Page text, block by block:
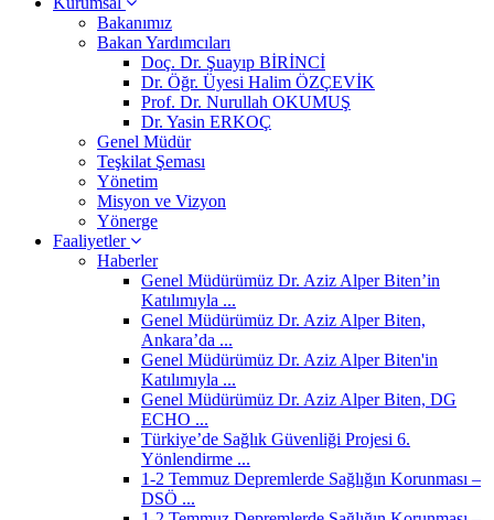
Bakanımız
Bakan Yardımcıları
Doç. Dr. Şuayıp BİRİNCİ
Dr. Öğr. Üyesi Halim ÖZÇEVİK
Prof. Dr. Nurullah OKUMUŞ
Dr. Yasin ERKOÇ
Genel Müdür
Teşkilat Şeması
Yönetim
Misyon ve Vizyon
Yönerge
Faaliyetler
Haberler
Genel Müdürümüz Dr. Aziz Alper Biten’in
Katılımıyla ...
Genel Müdürümüz Dr. Aziz Alper Biten,
Ankara’da ...
Genel Müdürümüz Dr. Aziz Alper Biten'in
Katılımıyla ...
Genel Müdürümüz Dr. Aziz Alper Biten, DG
ECHO ...
Türkiye’de Sağlık Güvenliği Projesi 6.
Yönlendirme ...
1-2 Temmuz Depremlerde Sağlığın Korunması –
DSÖ ...